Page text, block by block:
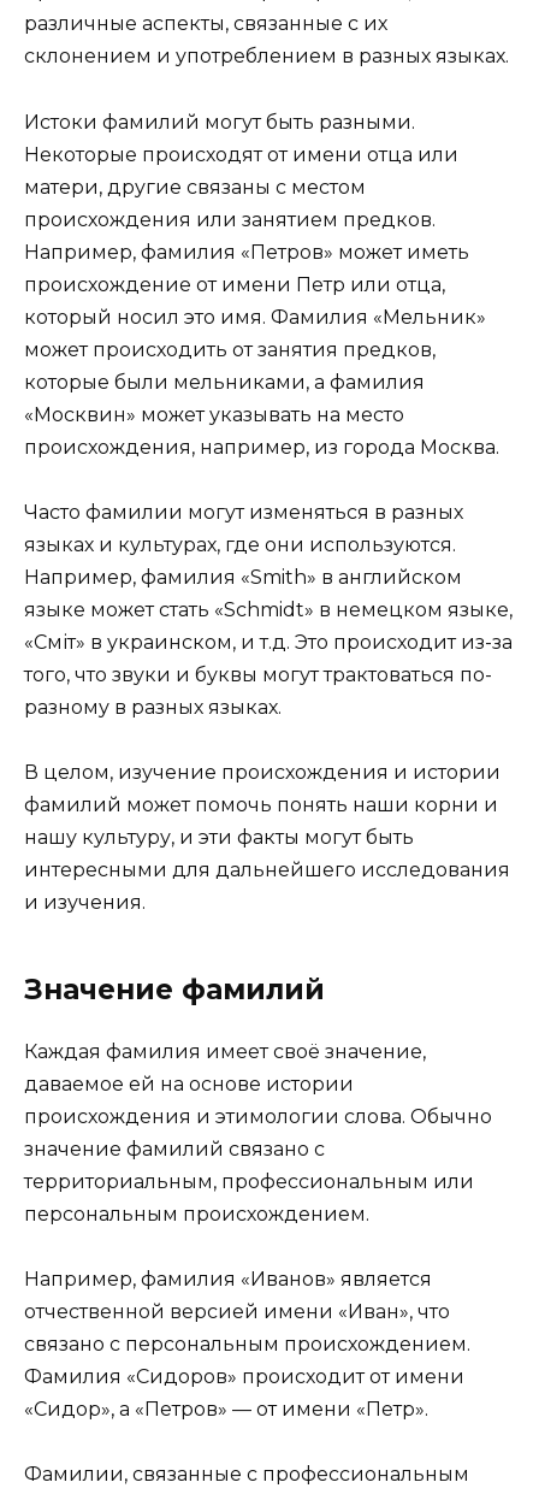
различные аспекты, связанные с их
склонением и употреблением в разных языках.
Истоки фамилий могут быть разными.
Некоторые происходят от имени отца или
матери, другие связаны с местом
происхождения или занятием предков.
Например, фамилия «Петров» может иметь
происхождение от имени Петр или отца,
который носил это имя. Фамилия «Мельник»
может происходить от занятия предков,
которые были мельниками, а фамилия
«Москвин» может указывать на место
происхождения, например, из города Москва.
Часто фамилии могут изменяться в разных
языках и культурах, где они используются.
Например, фамилия «Smith» в английском
языке может стать «Schmidt» в немецком языке,
«Сміт» в украинском, и т.д. Это происходит из-за
того, что звуки и буквы могут трактоваться по-
разному в разных языках.
В целом, изучение происхождения и истории
фамилий может помочь понять наши корни и
нашу культуру, и эти факты могут быть
интересными для дальнейшего исследования
и изучения.
Значение фамилий
Каждая фамилия имеет своё значение,
даваемое ей на основе истории
происхождения и этимологии слова. Обычно
значение фамилий связано с
территориальным, профессиональным или
персональным происхождением.
Например, фамилия «Иванов» является
отчественной версией имени «Иван», что
связано с персональным происхождением.
Фамилия «Сидоров» происходит от имени
«Сидор», а «Петров» — от имени «Петр».
Фамилии, связанные с профессиональным